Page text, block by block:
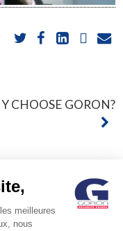
CHOOSE GORON?
ASNIERES –
meilleures
nous